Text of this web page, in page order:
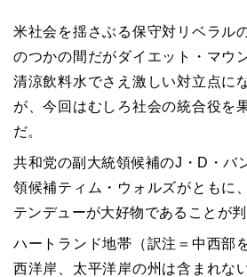
米社会を揺さぶる保守対リベラル
のつかの間だがダイエット・マウ
清涼飲料水でさえ激しい対立点に
が、今回はむしろ社会の統合役を
だ。
共和党の副大統領候補のJ・D・バ
領候補ティム・ウォルズがともに
テンデューが大好物であることが判
ハートランド地帯（訳注＝中西部
西洋岸、太平洋岸の州は含まれな